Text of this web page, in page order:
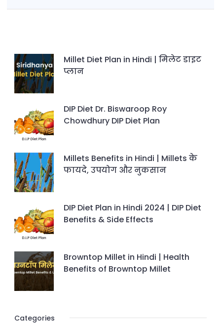
Millet Diet Plan in Hindi | मिलेट डाइट
प्लान
DIP Diet Dr. Biswaroop Roy
Chowdhury DIP Diet Plan
Millets Benefits in Hindi | Millets के
फायदे, उपयोग और नुकसान
DIP Diet Plan in Hindi 2024 | DIP Diet
Benefits & Side Effects
Browntop Millet in Hindi | Health
Benefits of Browntop Millet
Categories